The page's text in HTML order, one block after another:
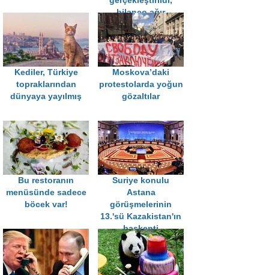
bilanço ağır
Kediler, Türkiye
topraklarından
dünyaya yayılmış
Moskova’daki
protestolarda yoğun
gözaltılar
Bu restoranın
menüsünde sadece
böcek var!
Suriye konulu
Astana
görüşmelerinin
13.'sü Kazakistan'ın
başkenti
Nursultan'da
yapılıyor